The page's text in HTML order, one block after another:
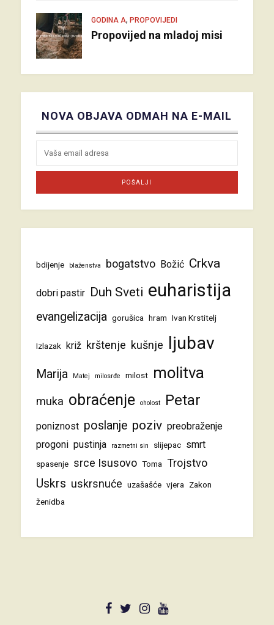
GODINA A, PROPOVIJEDI
Propovijed na mladoj misi
NOVA OBJAVA ODMAH NA E-MAIL
bdijenje blaženstva bogatstvo Božić Crkva
dobri pastir Duh Sveti euharistija
evangelizacija gorušica hram Ivan Krstitelj
Izlazak križ krštenje kušnje ljubav
Marija Matej milosrđe milost molitva
muka obraćenje oholost Petar
poniznost poslanje poziv preobraženje
progoni pustinja razmetni sin slijepac smrt
spasenje srce Isusovo Toma Trojstvo
Uskrs uskrsnuće uzašašće vjera
Zakon
ženidba